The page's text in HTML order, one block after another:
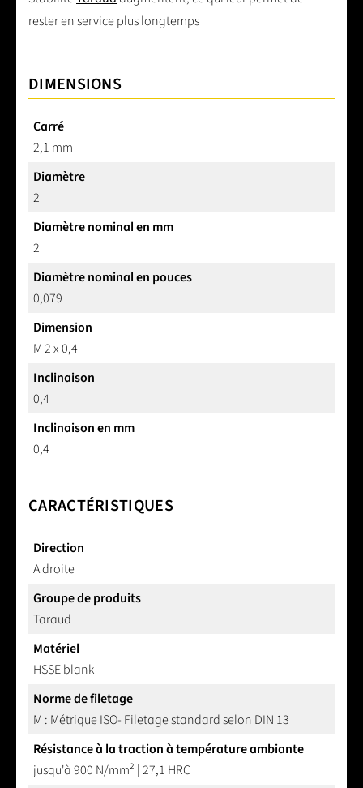
rester en service plus longtemps
DIMENSIONS
Carré
2,1 mm
Diamètre
2
Diamètre nominal en mm
2
Diamètre nominal en pouces
0,079
Dimension
M 2 x 0,4
Inclinaison
0,4
Inclinaison en mm
0,4
CARACTÉRISTIQUES
Direction
A droite
Groupe de produits
Taraud
Matériel
HSSE blank
Norme de filetage
M : Métrique ISO- Filetage standard selon DIN 13
Résistance à la traction à température ambiante
jusqu'à 900 N/mm² | 27,1 HRC